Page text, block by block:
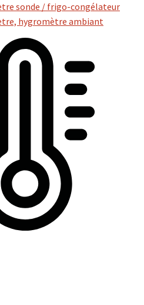
sonde / frigo-congélateur
hygromètre ambiant